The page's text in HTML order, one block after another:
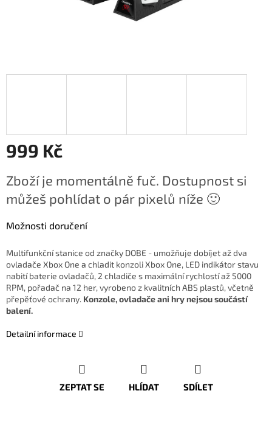
999 Kč
cena:
Zboží je momentálně fuč. Dostupnost si
můžeš pohlídat o pár pixelů níže 🙂
Možnosti doručení
Multifunkční stanice od značky DOBE - umožňuje dobíjet až dva
ovladače Xbox One a chladit konzoli Xbox One, LED indikátor stavu
nabití baterie ovladačů, 2 chladiče s maximální rychlostí až 5000
RPM, pořadač na 12 her, vyrobeno z kvalitních ABS plastů, včetně
přepěťové ochrany. Konzole, ovladače ani hry nejsou součástí
balení.
Detailní informace
ZEPTAT SE HLÍDAT SDÍLET